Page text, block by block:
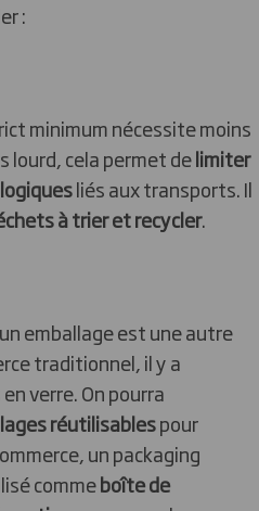
:
minimum nécessite moins
lourd, cela permet delimiter
liés aux transports. Il
à trier et recycler.
emballage est une autre
traditionnel, il y a
verre. On pourra
réutilisablespour
un packaging
commeboîte de